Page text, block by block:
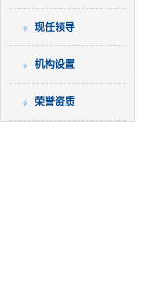
现任领导
机构设置
荣誉资质